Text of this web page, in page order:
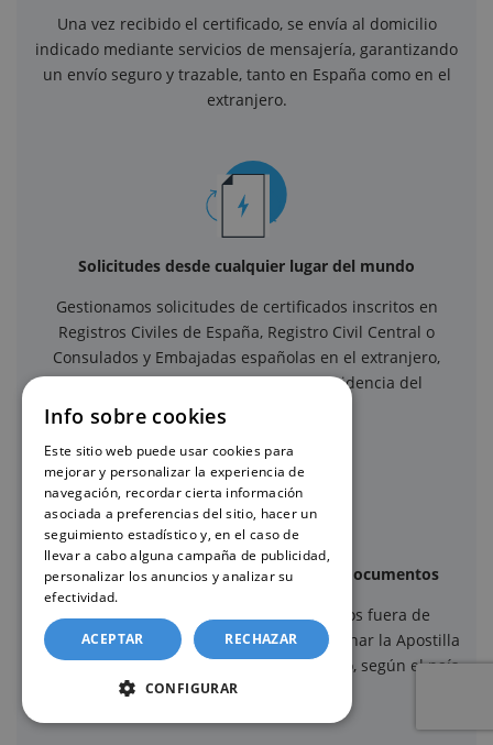
Una vez recibido el certificado, se envía al domicilio
indicado mediante servicios de mensajería, garantizando
un envío seguro y trazable, tanto en España como en el
extranjero.
Solicitudes desde cualquier lugar del mundo
Gestionamos solicitudes de certificados inscritos en
Registros Civiles de España, Registro Civil Central o
Consulados y Embajadas españolas en el extranjero,
independientemente del país de residencia del
Apostilla de La Haya y legalización de documentos
Cuando el certificado debe surtir efectos fuera de
España, ofrecemos la posibilidad de gestionar la Apostilla
de La Haya o la legalización del documento, según el país
de destino.
Info sobre cookies
Este sitio web puede usar cookies para
mejorar y personalizar la experiencia de
navegación, recordar cierta información
asociada a preferencias del sitio, hacer un
seguimiento estadístico y, en el caso de
llevar a cabo alguna campaña de publicidad,
personalizar los anuncios y analizar su
efectividad.
ACEPTAR RECHAZAR
CONFIGURAR